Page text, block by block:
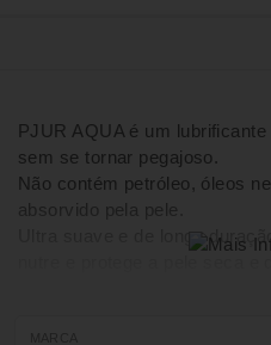
PJUR AQUA é um
sem se tornar pegajoso.
Não contém petróleo, óleos
absorvido pela pele.
Ultra suave e de longa
nutre e protege a pele seca e